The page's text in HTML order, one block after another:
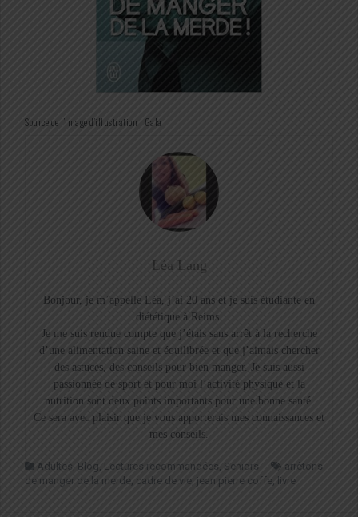
Source de l’image d’illustration : Gala
Léa Lang
Bonjour, je m’appelle Léa, j’ai 20 ans et je suis étudiante en
diététique à Reims.
Je me suis rendue compte que j’étais sans arrêt à la recherche
d’une alimentation saine et équilibrée et que j’aimais chercher
des astuces, des conseils pour bien manger. Je suis aussi
passionnée de sport et pour moi l’activité physique et la
nutrition sont deux points importants pour une bonne santé.
Ce sera avec plaisir que je vous apporterais mes connaissances et
mes conseils.
Adultes Blog Lectures recommandées Seniors
arrêtons
de manger de la merde cadre de vie jean pierre coffe livre